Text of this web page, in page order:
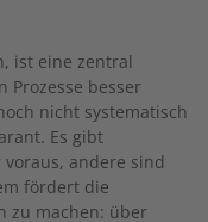
ist eine zentral
Prozesse besser
nicht systematisch
Es gibt
andere sind
fördert die
zu machen: über